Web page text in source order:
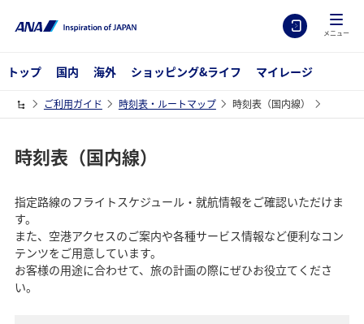
メニュー
トップ 国内 海外 ショッピング&ライフ マイレージ
ご利用ガイド 時刻表・ルートマップ 時刻表（国内線）
時刻表（国内線）
指定路線のフライトスケジュール・就航情報をご確認いただけま
す。
また、空港アクセスのご案内や各種サービス情報など便利なコン
テンツをご用意しています。
お客様の用途に合わせて、旅の計画の際にぜひお役立てくださ
い。